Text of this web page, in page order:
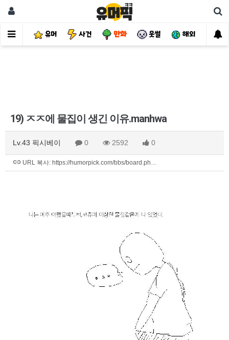
유머 사건 만화 웃썰 해외 핫
19) ㅈㅈ에 물집이 생긴 이유.manhwa
Lv.43 픽시베이 0 2592 0
URL 복사: https://humorpick.com/bbs/board.ph…